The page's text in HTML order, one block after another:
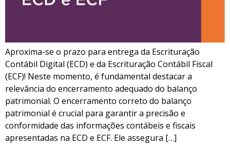
Aproxima-se o prazo para entrega da Escrituração
Contábil Digital (ECD) e da Escrituração Contábil Fiscal
(ECF)! Neste momento, é fundamental destacar a
relevância do encerramento adequado do balanço
patrimonial. O encerramento correto do balanço
patrimonial é crucial para garantir a precisão e
conformidade das informações contábeis e fiscais
apresentadas na ECD e ECF. Ele assegura […]